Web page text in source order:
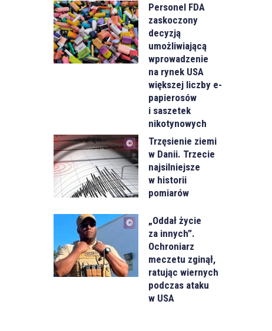
Personel FDA
zaskoczony
decyzją
umożliwiającą
wprowadzenie
na rynek USA
większej liczby e-
papierosów
i saszetek
nikotynowych
Trzęsienie ziemi
w Danii. Trzecie
najsilniejsze
w historii
pomiarów
„Oddał życie
za innych”.
Ochroniarz
meczetu zginął,
ratując wiernych
podczas ataku
w USA